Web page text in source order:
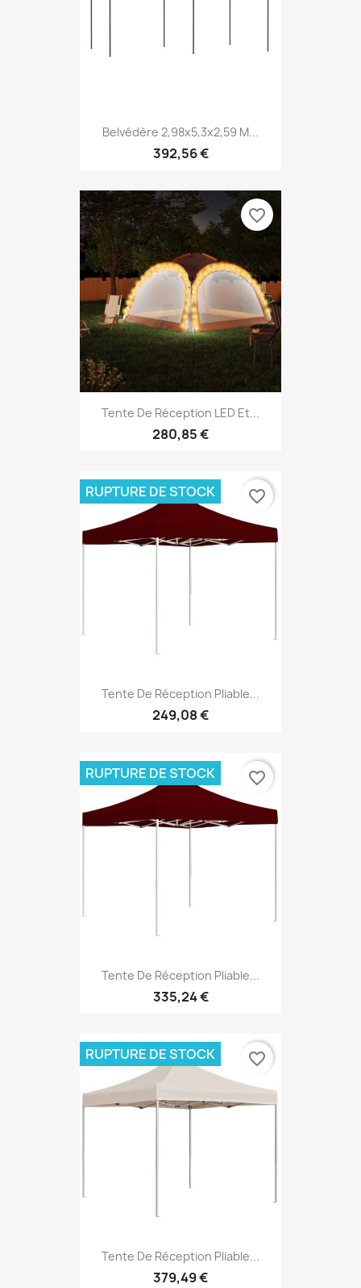
Belvédère 2,98x5,3x2,59 M...
392,56 €
Tente De Réception LED Et...
280,85 €
favorite_border
Tente De Réception Pliable...
249,08 €
RUPTURE DE STOCK favorite_border
Tente De Réception Pliable...
335,24 €
RUPTURE DE STOCK favorite_border
Tente De Réception Pliable...
379,49 €
RUPTURE DE STOCK favorite_border